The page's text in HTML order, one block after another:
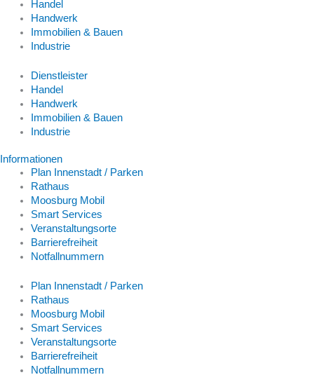
Handel
Handwerk
Immobilien & Bauen
Industrie
Dienstleister
Handel
Handwerk
Immobilien & Bauen
Industrie
Informationen
Plan Innenstadt / Parken
Rathaus
Moosburg Mobil
Smart Services
Veranstaltungsorte
Barrierefreiheit
Notfallnummern
Plan Innenstadt / Parken
Rathaus
Moosburg Mobil
Smart Services
Veranstaltungsorte
Barrierefreiheit
Notfallnummern